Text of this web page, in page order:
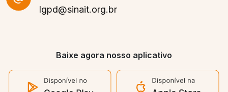
lgpd@sinait.org.br
Baixe agora nosso aplicativo